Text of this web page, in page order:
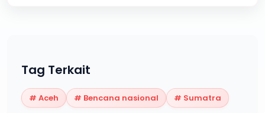
Tag Terkait
# Aceh # Bencana nasional # Sumatra